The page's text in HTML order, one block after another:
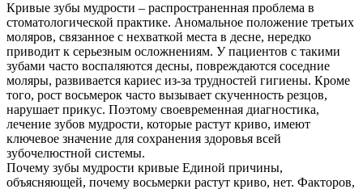
Кривые зубы мудрости – распространенная проблема в
стоматологической практике. Аномальное положение третьих
моляров, связанное с нехваткой места в десне, нередко
приводит к серьезным осложнениям. У пациентов с такими
зубами часто воспаляются десны, повреждаются соседние
моляры, развивается кариес из-за трудностей гигиены. Кроме
того, рост восьмерок часто вызывает скученность резцов,
нарушает прикус. Поэтому своевременная диагностика,
лечение зубов мудрости, которые растут криво, имеют
ключевое значение для сохранения здоровья всей
зубочелюстной системы.
Почему зубы мудрости кривые Единой причины,
объясняющей, почему восьмерки растут криво, нет. Факторов,